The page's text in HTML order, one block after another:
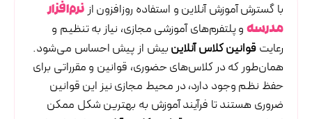
با گسترش آموزش آنلاین و استفاده روزافزون ازنرم‌افزار
مدرسه و پلتفرم‌های آموزشی مجازی، نیاز به تنظیم و
رعایتقوانین کلاس آنلاینبیش از پیش احساس می‌شود.
همان‌طور که در کلاس‌های حضوری، قوانین و مقرراتی برای
حفظ نظم وجود دارد، در محیط مجازی نیز این قوانین
ضروری هستند تا فرآیند آموزش به بهترین شکل ممکن